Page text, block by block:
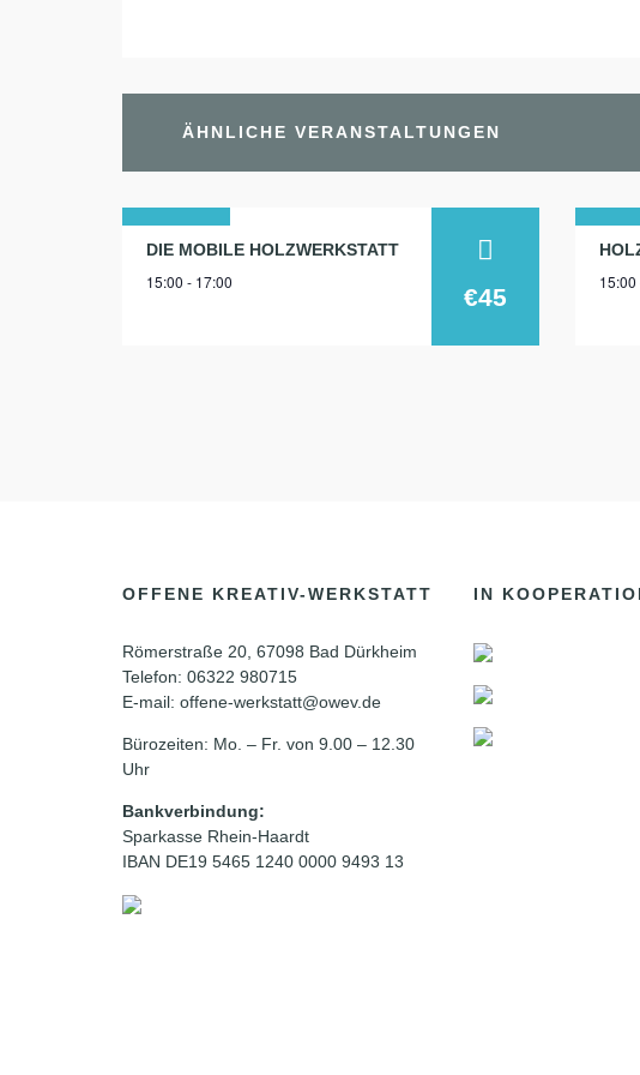
ÄHNLICHE VERANSTALTUNGEN
29
sep.
DIE MOBILE HOLZWERKSTATT
15:00 - 17:00
€45
25
sep.
15:00
OFFENE KREATIV-WERKSTATT
Römerstraße 20, 67098 Bad Dürkheim
Telefon: 06322 980715
E-mail: offene-werkstatt@owev.de
Bürozeiten: Mo. – Fr. von 9.00 – 12.30
Uhr
Bankverbindung:
Sparkasse Rhein-Haardt
IBAN DE19 5465 1240 0000 9493 13
IN